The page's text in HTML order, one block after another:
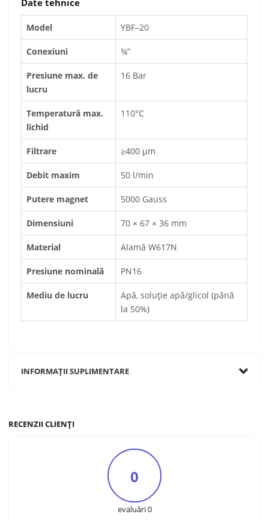
Date tehnice
Model YBF–20
Conexiuni ¾”
Presiune max. de
lucru
16 Bar
Temperatură max.
lichid
110°C
Filtrare ≥400 μm
Debit maxim 50 l/min
Putere magnet 5000 Gauss
Dimensiuni 70 × 67 × 36 mm
Material Alamă W617N
Presiune nominală PN16
Mediu de lucru
Apă, soluție apă/glicol (până
la 50%)
INFORMAȚII SUPLIMENTARE
RECENZII CLIENȚI
0
evaluări 0